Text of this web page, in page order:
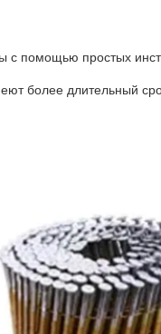
с помощью простых
более длительный